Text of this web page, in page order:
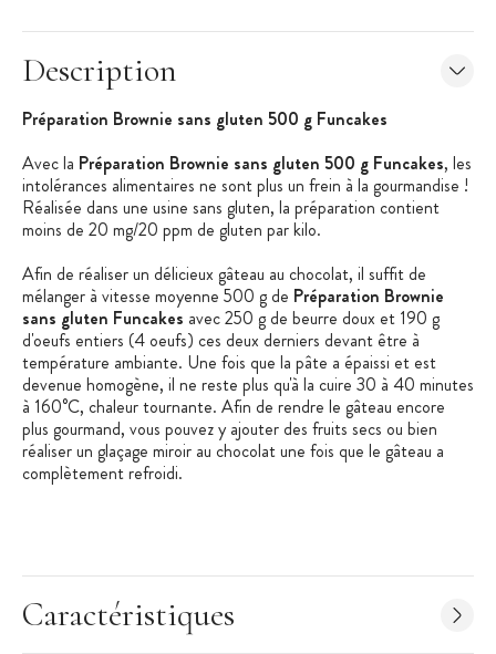
Description
Préparation Brownie sans gluten 500 g Funcakes
Avec la Préparation Brownie sans gluten 500 g Funcakes, les
intolérances alimentaires ne sont plus un frein à la gourmandise !
Réalisée dans une usine sans gluten, la préparation contient
moins de 20 mg/20 ppm de gluten par kilo.
Afin de réaliser un délicieux gâteau au chocolat, il suffit de
mélanger à vitesse moyenne 500 g de Préparation Brownie
sans gluten Funcakes avec 250 g de beurre doux et 190 g
d'oeufs entiers (4 oeufs) ces deux derniers devant être à
température ambiante. Une fois que la pâte a épaissi et est
devenue homogène, il ne reste plus qu'à la cuire 30 à 40 minutes
à 160°C, chaleur tournante. Afin de rendre le gâteau encore
plus gourmand, vous pouvez y ajouter des fruits secs ou bien
réaliser un glaçage miroir au chocolat une fois que le gâteau a
complètement refroidi.
Préparation sans gluten pour brownie au chocolat
Caractéristiques